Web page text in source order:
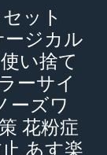
ット
ージカル
い捨て
ーサイ
ーズワ
花粉症
あす楽